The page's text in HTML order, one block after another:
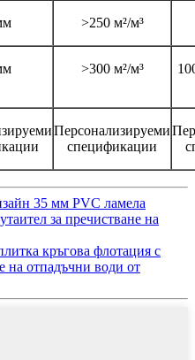
>250 м²/м³
>300 м²/м³
Персонализируеми
спецификации
35 мм PVC ламела
за пречистване на
кръгова флотация с
на отпадъчни води от